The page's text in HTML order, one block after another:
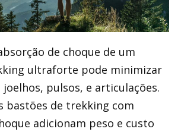
de choque de um
ultraforte pode minimizar
pulsos, e articulações.
bastões de trekking com
adicionam peso e custo